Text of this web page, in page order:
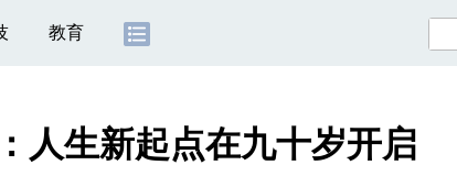
教育
人生新起点在九十岁开启